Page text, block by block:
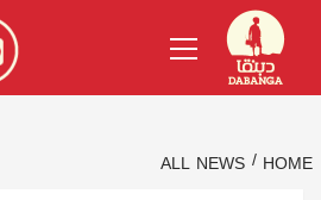
content
Menu
HOME
ALL NEWS